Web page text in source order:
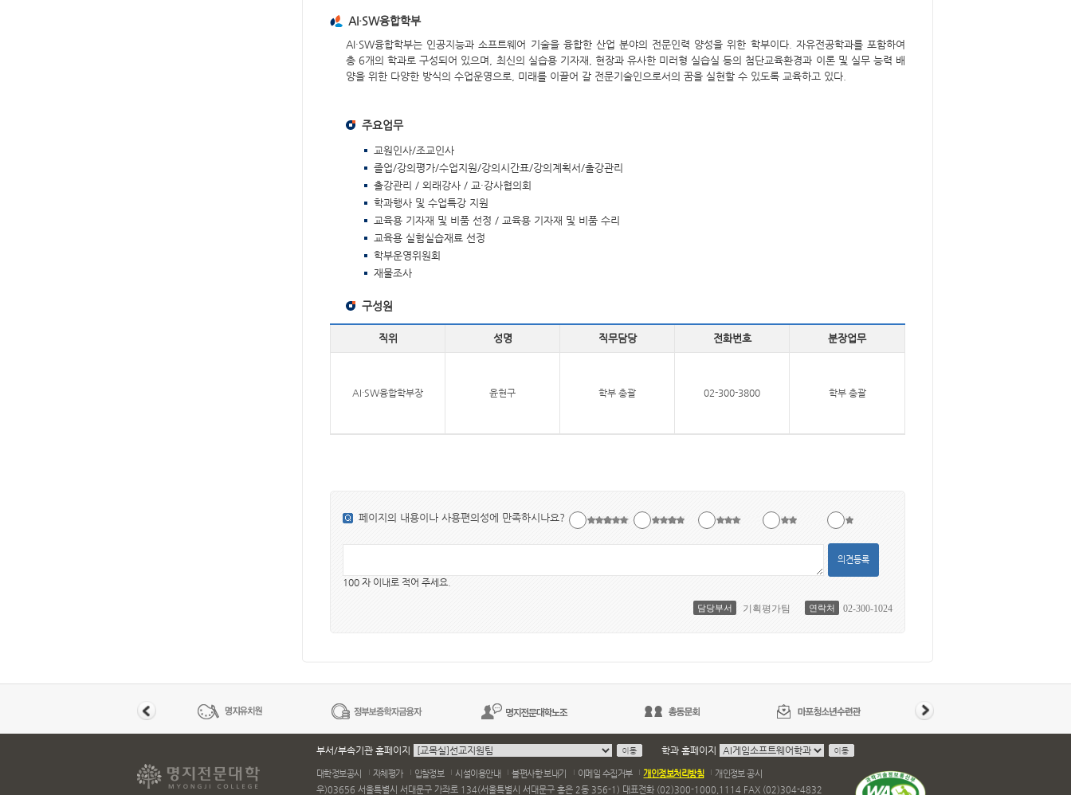
AI·SW융합학부
AI·SW융합학부는 인공지능과 소프트웨어 기술을 융합한 산업 분야의 전문인력 양성을 위한 학부이다. 자유전공학과를 포함하여
총 6개의 학과로 구성되어 있으며, 최신의 실습용 기자재, 현장과 유사한 미러형 실습실 등의 첨단교육환경과 이론 및 실무 능력 배
양을 위한 다양한 방식의 수업운영으로, 미래를 이끌어 갈 전문기술인으로서의 꿈을 실현할 수 있도록 교육하고 있다.
주요업무
교원인사/조교인사
졸업/강의평가/수업지원/강의시간표/강의계획서/출강관리
출강관리 / 외래강사 / 교·강사협의회
학과행사 및 수업특강 지원
교육용 기자재 및 비품 선정 / 교육용 기자재 및 비품 수리
교육용 실험실습재료 선정
학부운영위원회
재물조사
구성원
직위 성명 직무담당 전화번호 분장업무
AI·SW융합학부장 윤현구 학부 총괄 02-300-3800 학부 총괄
페이지의 내용이나 사용편의성에 만족하시나요?
의견등록
100 자 이내로 적어 주세요.
담당부서 기획평가팀 연락처 02-300-1024
부서/부속기관 홈페이지 학과 홈페이지
대학정보공시 자체평가 입찰정보 시설이용안내 불편사항 보내기 이메일 수집거부 개인정보처리방침
개인정보 공시
우)03656 서울특별시 서대문구 가좌로 134(서울특별시 서대문구 홍은 2동 356-1) 대표전화 (02)300-1000,1114 FAX (02)304-4832